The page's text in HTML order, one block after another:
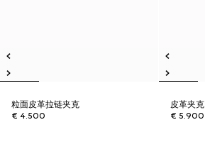
粒面皮革拉链夹克
€ 4.500
皮革夹克
€ 5.900